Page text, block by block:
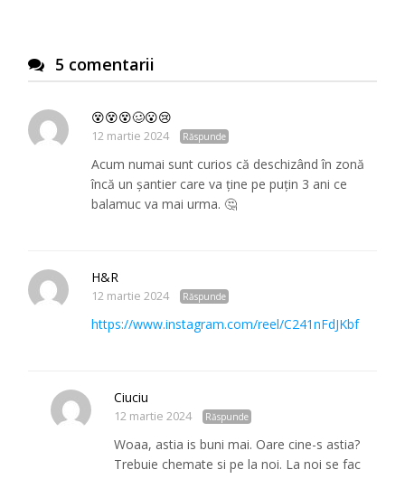
5 comentarii
😵😵😵🥴😮😢
12 martie 2024 Răspunde
Acum numai sunt curios că deschizând în zonă
încă un șantier care va ține pe puțin 3 ani ce
balamuc va mai urma. 🤔
H&R
12 martie 2024 Răspunde
https://www.instagram.com/reel/C241nFdJKbf
Ciuciu
12 martie 2024 Răspunde
Woaa, astia is buni mai. Oare cine-s astia?
Trebuie chemate si pe la noi. La noi se fac